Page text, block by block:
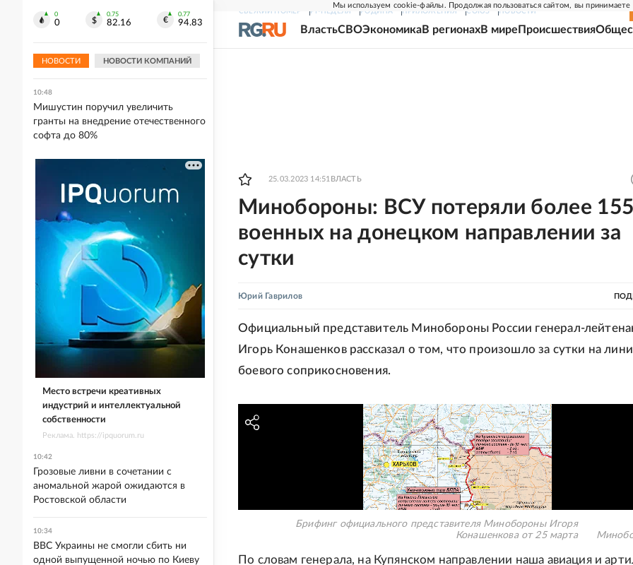
Мы используем cookie-файлы. Продолжая пользоваться сайтом, вы принимаете
СВЕЖИЙ НОМЕР РГ-НЕДЕЛЯ РОДИНА ПРИЛОЖЕНИЯ СОЮЗ НОВОСТИ
ВластьСВОЭкономикаВ регионахВ мире Происшествия
25.03.2023 14:51 ВЛАСТЬ
Минобороны: ВСУ потеряли более
военных на донецком направлении за
сутки
Юрий Гаврилов
Официальный представитель Минобороны России генерал-
Игорь Конашенков рассказал о том, что произошло за сутки на
боевого соприкосновения.
Брифинг официального представителя Минобороны Игоря
Конашенкова от 25 марта
По словам генерала, на Купянском направлении наша авиация и
0
0
0.75
82.16
0.77
94.83
НОВОСТИ НОВОСТИ КОМПАНИЙ
переодевшись в украинскую форму
10:48
Мишустин поручил увеличить
гранты на внедрение отечественного
софта до 80%
Место встречи креативных
индустрий и интеллектуальной
собственности
Реклама. https://ipquorum.ru
10:42
Грозовые ливни в сочетании с
аномальной жарой ожидаются в
Ростовской области
10:34
ВВС Украины не смогли сбить ни
одной выпущенной ночью по Киеву